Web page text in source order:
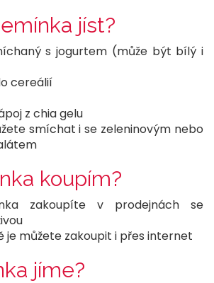
jíst?
s jogurtem (může být bílý i
cereálií
z chia gelu
smíchat i se zeleninovým nebo
koupím?
zakoupíte v prodejnách se
je můžete zakoupit i přes internet
jíme?